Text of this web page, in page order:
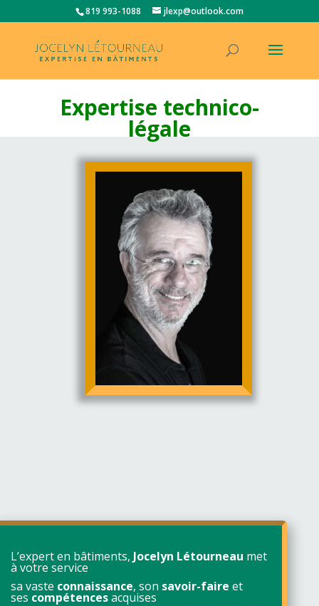
819 993-1088 jlexp@outlook.com
Expertise technico-
légale
L’expert en bâtiments, Jocelyn Létourneau met
à votre service
sa vaste connaissance, son savoir-faire et
ses compétencesacquises